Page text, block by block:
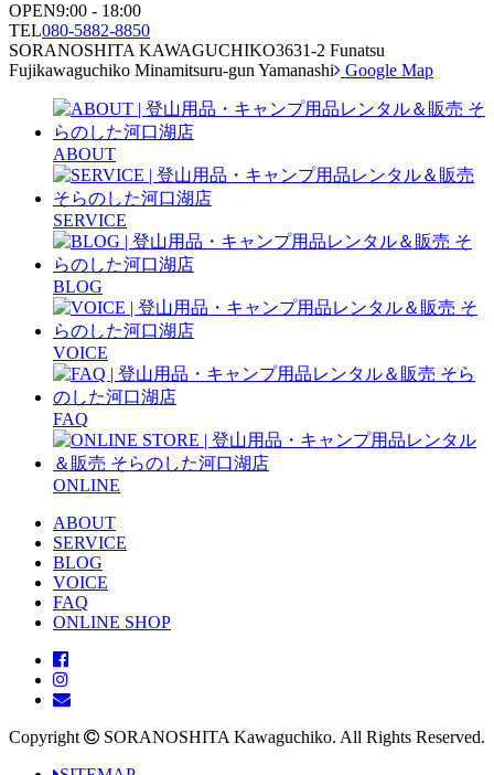
OPEN9:00 - 18:00
TEL080-5882-8850
SORANOSHITA KAWAGUCHIKO3631-2 Funatsu
Fujikawaguchiko Minamitsuru-gun Yamanashi Google Map
ABOUT
SERVICE
BLOG
VOICE
FAQ
ONLINE
ABOUT
SERVICE
BLOG
VOICE
FAQ
ONLINE SHOP
Copyright SORANOSHITA Kawaguchiko. All Rights Reserved.